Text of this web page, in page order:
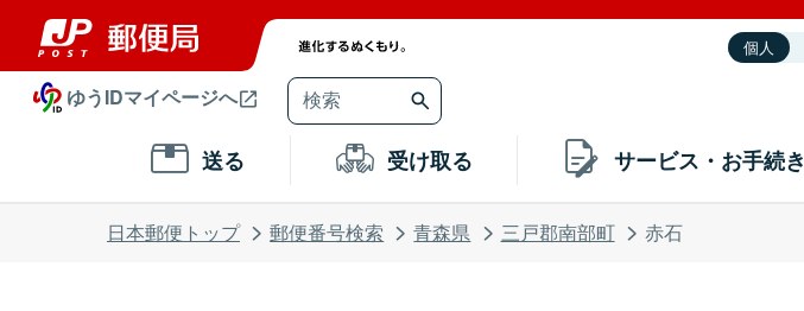
個人
ゆうIDマイページへ
送る 受け取る サービス・お手続き
日本郵便トップ 郵便番号検索 青森県 三戸郡南部町 赤石